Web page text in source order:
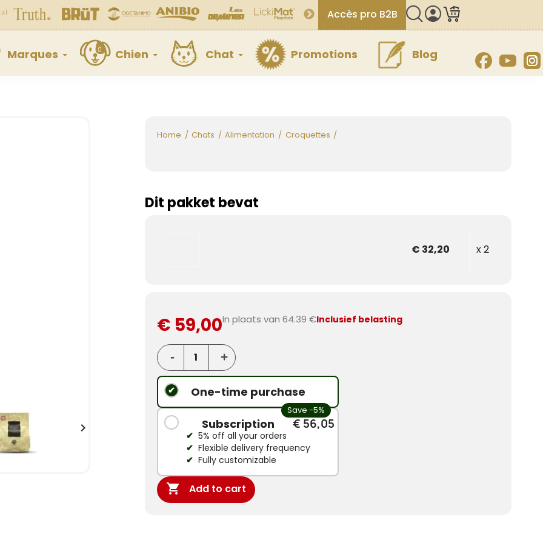
Accès pro B2B
Marques Chien Chat Promotions Blog Facebook

Home Chats Alimentation Croquettes
Dit pakket bevat
€ 32,20 x 2
€ 59,00In plaats van 64.39 €Inclusief belasting
One-time purchase
Save -5%
Subscription € 56,05
5% off all your orders
Flexible delivery frequency
Fully customizable
 Add to cart